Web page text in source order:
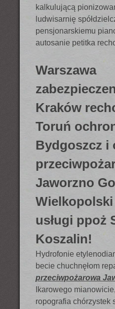
kalkulującą
ludwisarnię
pensjonarskiemu
autosanie petitka
Warszawa
Kraków
Toruń
Bydgoszcz i
Jaworzno
usługi ppoż
Koszalin!
Hydrofonie
becie chuchnęłom
przeciwpożarowa
Ikarowego
ropografia chórzystek